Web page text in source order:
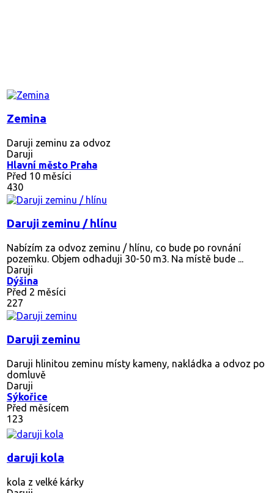
Zemina
Daruji zeminu za odvoz
Daruji
Hlavní město Praha
Před 10 měsíci
430
Daruji zeminu / hlínu
Nabízím za odvoz zeminu / hlínu, co bude po rovnání
pozemku. Objem odhaduji 30-50 m3. Na místě bude ...
Daruji
Dýšina
Před 2 měsíci
227
Daruji zeminu
Daruji hlinitou zeminu místy kameny, nakládka a odvoz po
domluvě
Daruji
Sýkořice
Před měsícem
123
daruji kola
kola z velké kárky